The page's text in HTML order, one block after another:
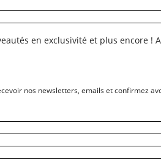
en exclusivité et plus encore !
nos newsletters, emails et confirmez